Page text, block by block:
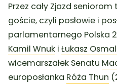
Przez cały Zjazd
goście, czyli posłowie i
parlamentarnego Polska
Kamil Wnuk iŁukasz
wicemarszałek Senatu
europosłanka Róża Thun